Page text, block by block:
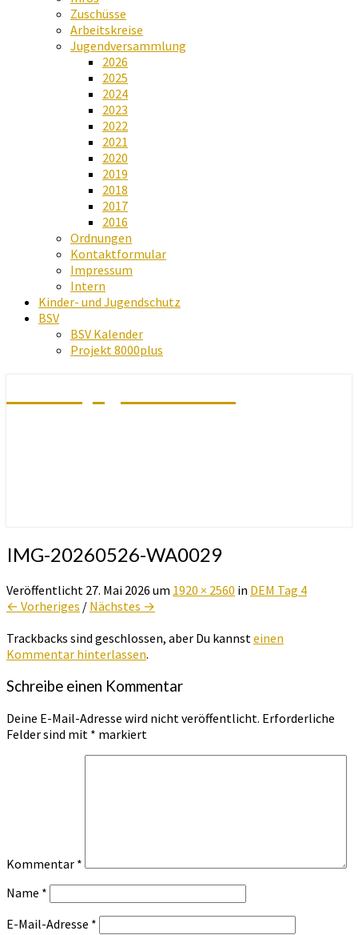
Zuschüsse
Arbeitskreise
Jugendversammlung
2026
2025
2024
2023
2022
2021
2020
2019
2018
2017
2016
Ordnungen
Kontaktformular
Impressum
Intern
Kinder- und Jugendschutz
BSV
BSV Kalender
Projekt 8000plus
IMG-20260526-WA0029
Veröffentlicht 27. Mai 2026 um 1920 × 2560 in DEM Tag 4
← Vorheriges / Nächstes →
Trackbacks sind geschlossen, aber Du kannsteinen
Kommentar hinterlassen.
Schreibe einen Kommentar
Deine E-Mail-Adresse wird nicht veröffentlicht. Erforderliche
Felder sind mit * markiert
Kommentar *
Name *
E-Mail-Adresse *